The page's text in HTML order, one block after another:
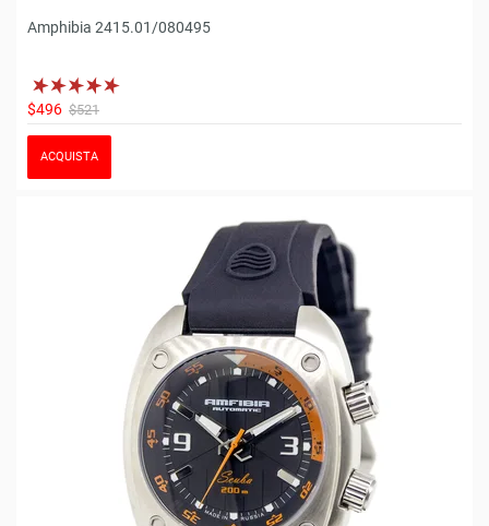
Amphibia 2415.01/080495
$496 $521
ACQUISTA